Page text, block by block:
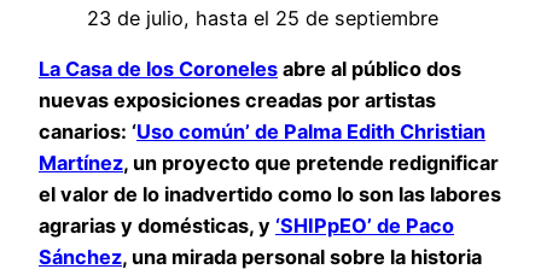
23 de julio, hasta el 25 de septiembre
La Casa de los Coroneles abre al público dos
nuevas exposiciones creadas por artistas
canarios: ‘Uso común’ de Palma Edith Christian
Martínez, un proyecto que pretende redignificar
el valor de lo inadvertido como lo son las labores
agrarias y domésticas, y ‘SHIPpEO’ de Paco
Sánchez, una mirada personal sobre la historia